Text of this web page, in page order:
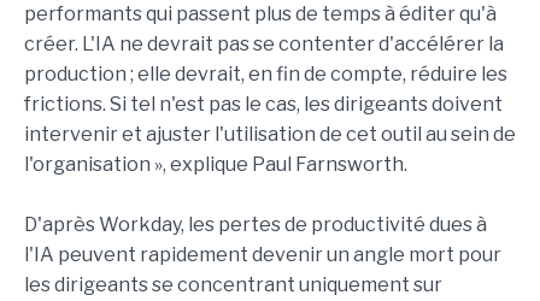
performants qui passent plus de temps à éditer qu'à
créer. L'IA ne devrait pas se contenter d'accélérer la
production ; elle devrait, en fin de compte, réduire les
frictions. Si tel n'est pas le cas, les dirigeants doivent
intervenir et ajuster l'utilisation de cet outil au sein de
l'organisation », explique Paul Farnsworth.
D'après Workday, les pertes de productivité dues à
l'IA peuvent rapidement devenir un angle mort pour
les dirigeants se concentrant uniquement sur